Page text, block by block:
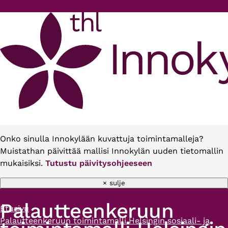
Onko sinulla Innokylään kuvattuja toimintamalleja?
Muistathan päivittää mallisi Innokylän uuden tietomallin
mukaisiksi. Tutustu päivitysohjeeseen
× sulje
Murupolku
Etusivu
Palautteenkeruun toimintamalli Helsingin sosiaali- ja
Palautteenkeruun